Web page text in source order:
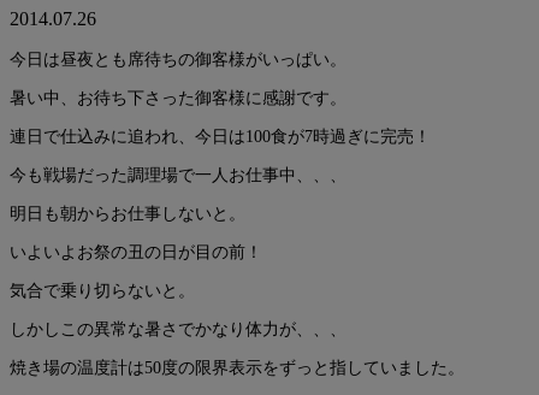
2014.07.26
今日は昼夜とも席待ちの御客様がいっぱい。
暑い中、お待ち下さった御客様に感謝です。
連日で仕込みに追われ、今日は100食が7時過ぎに完売！
今も戦場だった調理場で一人お仕事中、、、
明日も朝からお仕事しないと。
いよいよお祭の丑の日が目の前！
気合で乗り切らないと。
しかしこの異常な暑さでかなり体力が、、、
焼き場の温度計は50度の限界表示をずっと指していました。